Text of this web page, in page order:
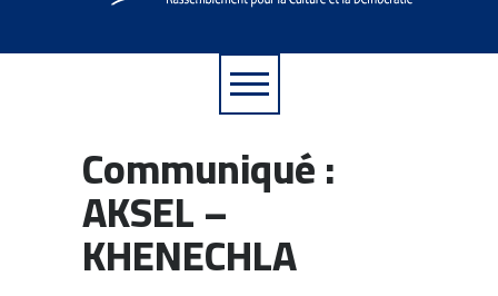
Communiqué :
AKSEL –
KHENECHLA